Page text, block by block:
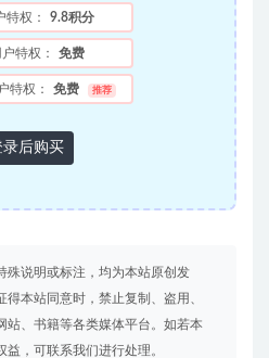
特权： 9.8积分
特权： 免费
特权： 免费 推荐
录后购买
殊说明或标注，均为本站原创发
本站同意时，禁止复制、盗用、
站、书籍等各类媒体平台。如若本
，可联系我们进行处理。